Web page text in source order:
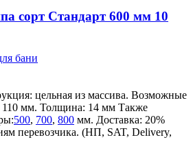
сорт Стандарт 600 мм 10
бани
цельная из массива. Возможные
мм. Толщина: 14 мм Также
500, 700, 800 мм. Доставка: 20%
перевозчика. (НП, SAT, Delivery,